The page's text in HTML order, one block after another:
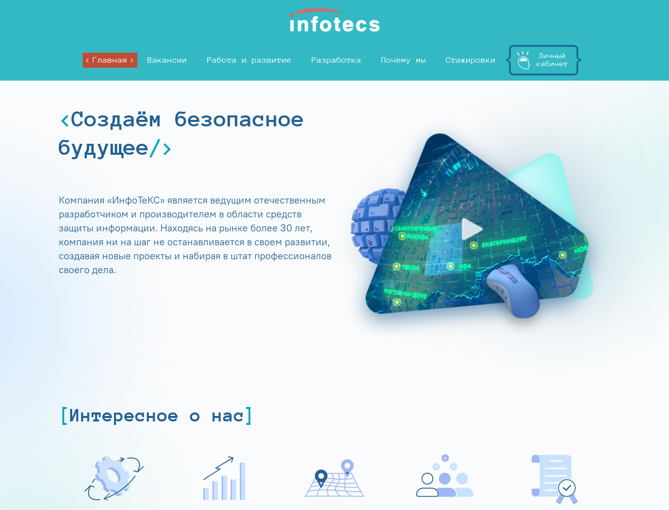
Главная Вакансии Работа и развитие Разработка Почему мы Стажировки
Личный
кабинет
Создаём безопасное
будущее
Компания «ИнфоТеКС» является ведущим отечественным
разработчиком и производителем в области средств
защиты информации. Находясь на рынке более 30 лет,
компания ни на шаг не останавливается в своем развитии,
создавая новые проекты и набирая в штат профессионалов
своего дела.
Интересное о нас